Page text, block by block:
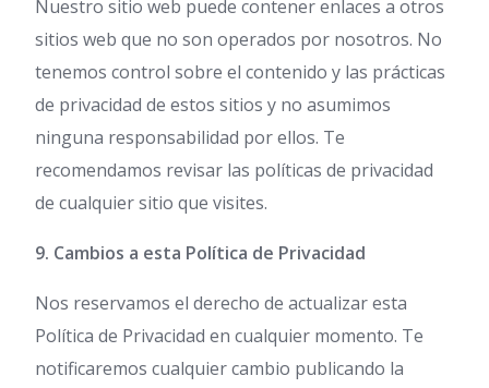
Nuestro sitio web puede contener enlaces a otros
sitios web que no son operados por nosotros. No
tenemos control sobre el contenido y las prácticas
de privacidad de estos sitios y no asumimos
ninguna responsabilidad por ellos. Te
recomendamos revisar las políticas de privacidad
de cualquier sitio que visites.
9. Cambios a esta Política de Privacidad
Nos reservamos el derecho de actualizar esta
Política de Privacidad en cualquier momento. Te
notificaremos cualquier cambio publicando la